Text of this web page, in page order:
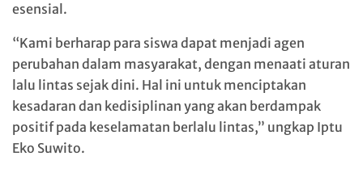
esensial.
“Kami berharap para siswa dapat menjadi agen
perubahan dalam masyarakat, dengan menaati aturan
lalu lintas sejak dini. Hal ini untuk menciptakan
kesadaran dan kedisiplinan yang akan berdampak
positif pada keselamatan berlalu lintas,” ungkap Iptu
Eko Suwito.